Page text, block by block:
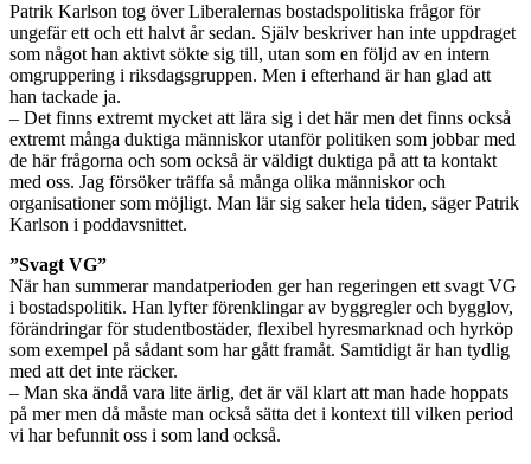
Patrik Karlson tog över Liberalernas bostadspolitiska frågor för
ungefär ett och ett halvt år sedan. Själv beskriver han inte uppdraget
som något han aktivt sökte sig till, utan som en följd av en intern
omgruppering i riksdagsgruppen. Men i efterhand är han glad att
han tackade ja.
– Det finns extremt mycket att lära sig i det här men det finns också
extremt många duktiga människor utanför politiken som jobbar med
de här frågorna och som också är väldigt duktiga på att ta kontakt
med oss. Jag försöker träffa så många olika människor och
organisationer som möjligt. Man lär sig saker hela tiden, säger Patrik
Karlson i poddavsnittet.
”Svagt VG”
När han summerar mandatperioden ger han regeringen ett svagt VG
i bostadspolitik. Han lyfter förenklingar av byggregler och bygglov,
förändringar för studentbostäder, flexibel hyresmarknad och hyrköp
som exempel på sådant som har gått framåt. Samtidigt är han tydlig
med att det inte räcker.
– Man ska ändå vara lite ärlig, det är väl klart att man hade hoppats
på mer men då måste man också sätta det i kontext till vilken period
vi har befunnit oss i som land också.